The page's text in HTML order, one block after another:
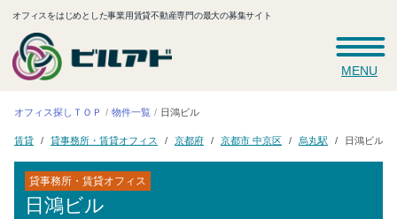
オフィスをはじめとした事業用賃貸不動産専門の最大の募集サイト
MENU
オフィス探しＴＯＰ 物件一覧 日鴻ビル
賃貸 貸事務所・賃貸オフィス 京都府 京都市 中京区 烏丸駅 日鴻ビル
貸事務所・賃貸オフィス
日鴻ビル